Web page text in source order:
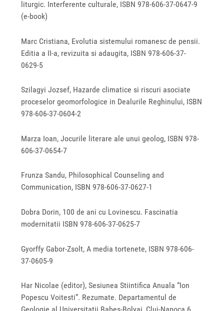
liturgic. Interferente culturale, ISBN 978-606-37-0647-9
(e-book)
Marc Cristiana, Evolutia sistemului romanesc de pensii.
Editia a II-a, revizuita si adaugita, ISBN 978-606-37-
0629-5
Szilagyi Jozsef, Hazarde climatice si riscuri asociate
proceselor geomorfologice in Dealurile Reghinului, ISBN
978-606-37-0604-2
Marza Ioan, Jocurile literare ale unui geolog, ISBN 978-
606-37-0654-7
Frunza Sandu, Philosophical Counseling and
Communication, ISBN 978-606-37-0627-1
Dobra Dorin, 100 de ani cu Lovinescu. Fascinatia
modernitatii ISBN 978-606-37-0625-7
Gyorffy Gabor-Zsolt, A media tortenete, ISBN 978-606-
37-0605-9
Har Nicolae (editor), Sesiunea Stiintifica Anuala “Ion
Popescu Voitesti”. Rezumate. Departamentul de